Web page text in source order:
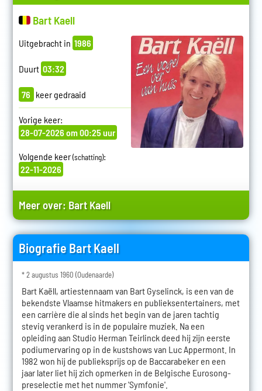
Bart Kaell
Uitgebracht in 1986
Duurt 03:32
76 keer gedraaid
Vorige keer:
28-07-2026 om 00:25 uur
Volgende keer(schatting):
22-11-2026
Meer over: Bart Kaell
Biografie Bart Kaell
* 2 augustus 1960 (Oudenaarde)
Bart Kaëll, artiestennaam van Bart Gyselinck, is een van de
bekendste Vlaamse hitmakers en publieksentertainers, met
een carrière die al sinds het begin van de jaren tachtig
stevig verankerd is in de populaire muziek. Na een
opleiding aan Studio Herman Teirlinck deed hij zijn eerste
podiumervaring op in de kustshows van Luc Appermont. In
1982 won hij de publieksprijs op de Baccarabeker en een
jaar later liet hij zich opmerken in de Belgische Eurosong-
preselectie met het nummer 'Symfonie'.